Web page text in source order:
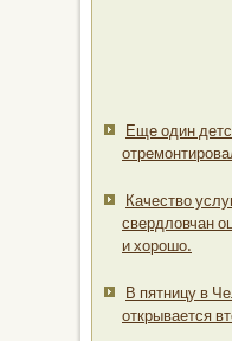
Еще один
Качество
свердловчан
и хорошо.
В пятницу в
открывается